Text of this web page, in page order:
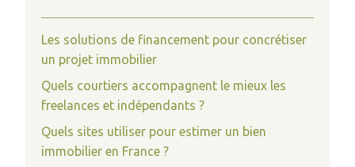
Les solutions de financement pour concrétiser
un projet immobilier
Quels courtiers accompagnent le mieux les
freelances et indépendants ?
Quels sites utiliser pour estimer un bien
immobilier en France ?